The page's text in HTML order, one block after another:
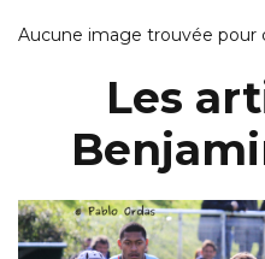
Aucune image trouvée pour
Les